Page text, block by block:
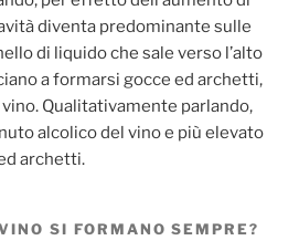
diventa predominante sulle
di liquido che sale verso l’alto
a formarsi gocce ed archetti,
Qualitativamente parlando,
alcolico del vino e più elevato
archetti.
SI FORMANO SEMPRE?